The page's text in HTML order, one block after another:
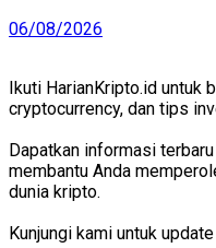
06/08/2026
Ikuti HarianKripto.id untuk
cryptocurrency, dan tips
Dapatkan informasi
membantu Anda
dunia kripto.
Kunjungi kami untuk